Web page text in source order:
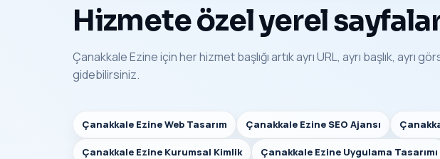
Hizmete özel yerel
Çanakkale Ezine için her hizmet başlığı artık ayrı URL, ayrı başlık, ayrı
gidebilirsiniz.
Çanakkale Ezine Web Tasarım Çanakkale Ezine SEO Ajansı
Çanakkale Ezine Kurumsal Kimlik Çanakkale Ezine Uygulama Tasarımı